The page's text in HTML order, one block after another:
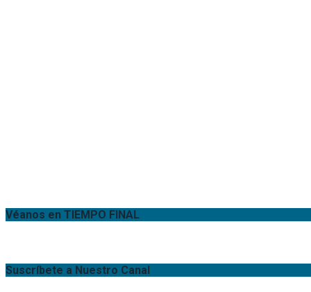
Véanos en TIEMPO FINAL
Suscríbete a Nuestro Canal